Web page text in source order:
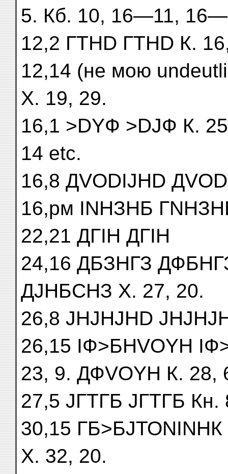
5. Кб. 10, 16—11,
12,2 ГTНD ГTНD К.
12,14 (не мою
X. 19, 29.
16,1 >DYФ >DJФ К.
14 etc.
16,8 ДVОDІJНD
16,рм ІNНЗНБ
22,21 ДГІН ДГІН
24,16 ДБЗНГЗ
ДJНБСНЗ X. 27, 20.
26,8 JНJНJНD
26,15 ІФ>БНVОYН
23, 9. ДФVОYН К. 28,
27,5 JГTГБ JГTГБ
30,15
X. 32, 20.